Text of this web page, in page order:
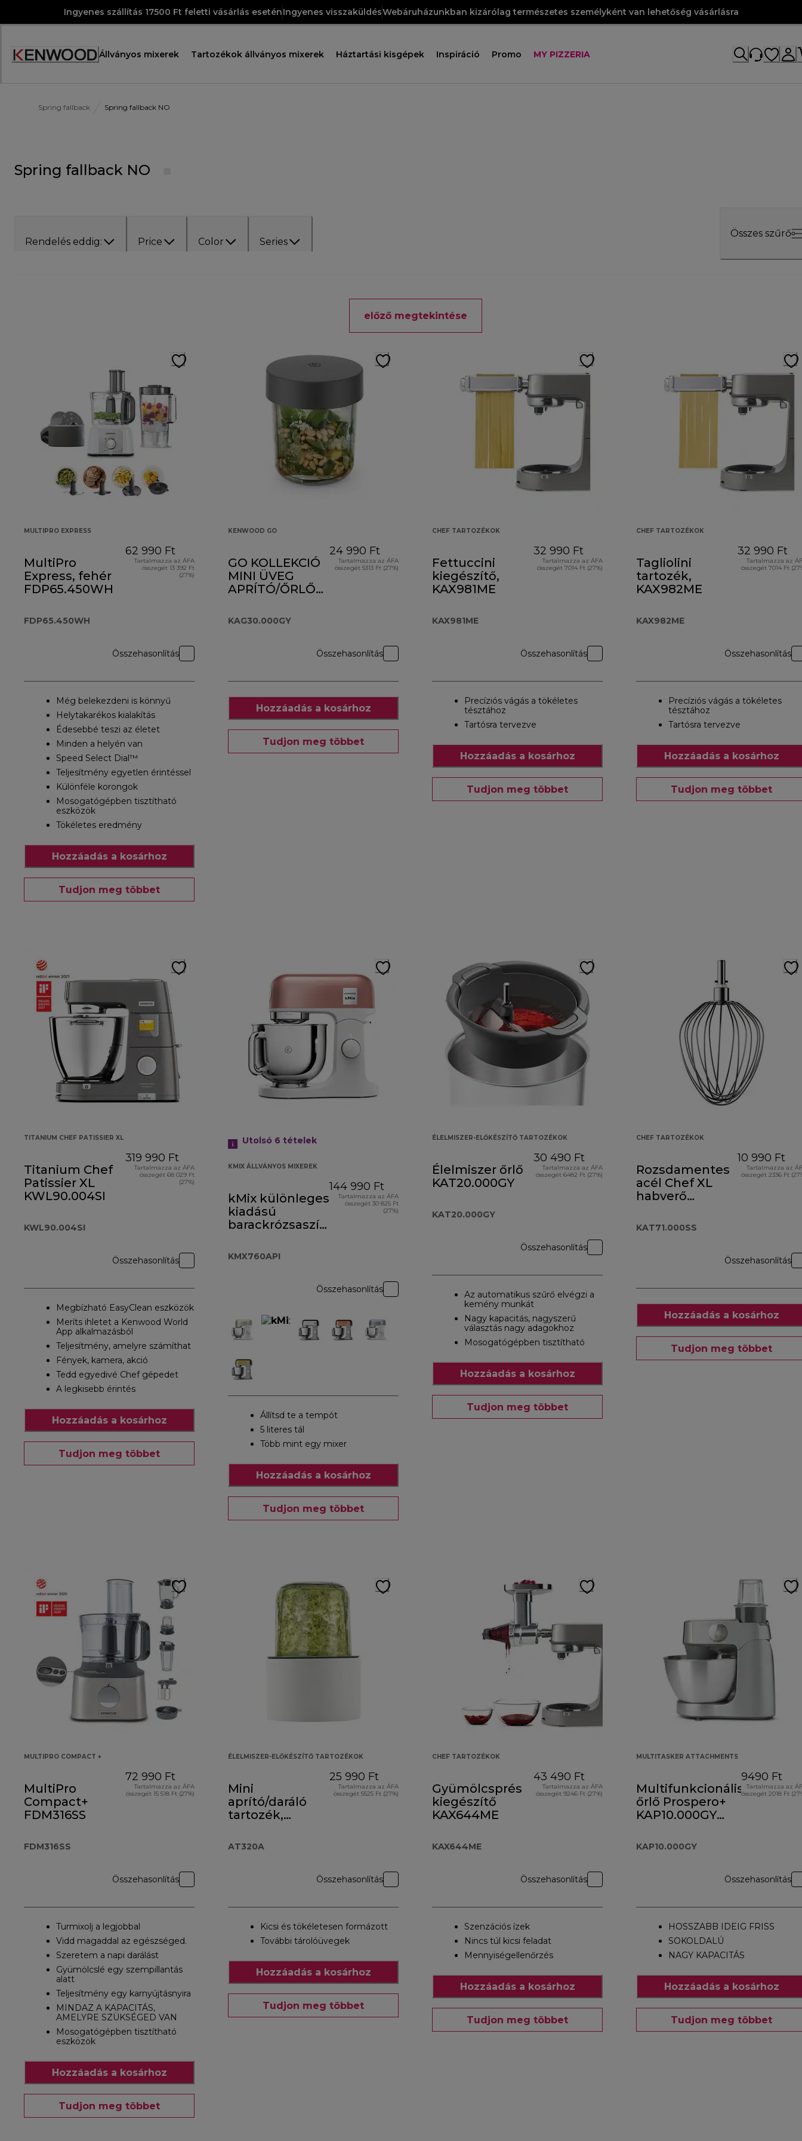
Ingyenes szállítás 17500 Ft feletti vásárlás eseténIngyenes visszaküldésWebáruházunkban kizárólag természetes személyként van lehetőség vásárlásra
Accessibility
Állványos mixerek Tartozékok állványos mixerek Háztartási kisgépek Inspiráció Promo MY PIZZERIA
Spring fallback Spring fallback NO
Spring fallback NO
Rendelés eddig: Price Color Series
Összes szűrő
előző megtekintése
MULTIPRO EXPRESS
MultiPro
Express, fehér
FDP65.450WH
FDP65.450WH
62 990 Ft
Tartalmazza az ÁFA
összegét 13 392 Ft
(27%)
Összehasonlítás
Még belekezdeni is könnyű
Helytakarékos kialakítás
Édesebbé teszi az életet
Minden a helyén van
Speed Select Dial™
Teljesítmény egyetlen érintéssel
Különféle korongok
Mosogatógépben tisztítható
eszközök
Tökéletes eredmény
Hozzáadás a kosárhoz
Tudjon meg többet
KENWOOD GO
GO KOLLEKCIÓ
MINI ÜVEG
APRÍTÓ/ŐRLŐ
KAG30.000GY
24 990 Ft
Tartalmazza az ÁFA
összegét 5313 Ft (27%)
Összehasonlítás
Hozzáadás a kosárhoz
Tudjon meg többet
CHEF TARTOZÉKOK
Fettuccini
kiegészítő,
KAX981ME
KAX981ME
32 990 Ft
Tartalmazza az ÁFA
összegét 7014 Ft (27%)
Összehasonlítás
Precíziós vágás a tökéletes
tésztához
Tartósra tervezve
Hozzáadás a kosárhoz
Tudjon meg többet
CHEF TARTOZÉKOK
Tagliolini
tartozék,
KAX982ME
KAX982ME
32 990 Ft
Tartalmazza az
összegét 7014 Ft
Összehasonlítás
Precíziós vágás a tökéletes
tésztához
Tartósra tervezve
Hozzáadás a kosárhoz
Tudjon meg többet
TITANIUM CHEF PATISSIER XL
Titanium Chef
Patissier XL
KWL90.004SI
KWL90.004SI
319 990 Ft
Tartalmazza az ÁFA
összegét 68 029 Ft
(27%)
Összehasonlítás
Megbízható EasyClean eszközök
Meríts ihletet a Kenwood World
App alkalmazásból
Teljesítmény, amelyre számíthat
Fények, kamera, akció
Tedd egyedivé Chef gépedet
A legkisebb érintés
Hozzáadás a kosárhoz
Tudjon meg többet
Utolsó 6 tételek
KMIX ÁLLVÁNYOS MIXEREK
kMix különleges
kiadású
barackrózsaszín
KMX760API
144 990 Ft
Tartalmazza az ÁFA
összegét 30 825 Ft
(27%)
Összehasonlítás
Állítsd te a tempót
5 literes tál
Több mint egy mixer
Hozzáadás a kosárhoz
Tudjon meg többet
ÉLELMISZER-ELŐKÉSZÍTŐ TARTOZÉKOK
Élelmiszer őrlő
KAT20.000GY
KAT20.000GY
30 490 Ft
Tartalmazza az ÁFA
összegét 6482 Ft (27%)
Összehasonlítás
Az automatikus szűrő elvégzi a
kemény munkát
Nagy kapacitás, nagyszerű
választás nagy adagokhoz
Mosogatógépben tisztítható
Hozzáadás a kosárhoz
Tudjon meg többet
CHEF TARTOZÉKOK
Rozsdamentes
acél Chef XL
habverő
KAT71.000SS
10 990 Ft
Tartalmazza az
összegét 2336 Ft
Összehasonlítás
Hozzáadás a kosárhoz
Tudjon meg többet
MULTIPRO COMPACT +
MultiPro
Compact+
FDM316SS
FDM316SS
72 990 Ft
Tartalmazza az ÁFA
összegét 15 518 Ft (27%)
Összehasonlítás
Turmixolj a legjobbal
Vidd magaddal az egészséged.
Szeretem a napi darálást
Gyümölcslé egy szempillantás
alatt
Teljesítmény egy karnyújtásnyira
MINDAZ A KAPACITÁS,
AMELYRE SZÜKSÉGED VAN
Mosogatógépben tisztítható
eszközök
Hozzáadás a kosárhoz
Tudjon meg többet
ÉLELMISZER-ELŐKÉSZÍTŐ TARTOZÉKOK
Mini
aprító/daráló
tartozék,
AT320A
25 990 Ft
Tartalmazza az ÁFA
összegét 5525 Ft (27%)
Összehasonlítás
Kicsi és tökéletesen formázott
További tárolóüvegek
Hozzáadás a kosárhoz
Tudjon meg többet
CHEF TARTOZÉKOK
Gyümölcsprés
kiegészítő
KAX644ME
KAX644ME
43 490 Ft
Tartalmazza az ÁFA
összegét 9246 Ft (27%)
Összehasonlítás
Szenzációs ízek
Nincs túl kicsi feladat
Mennyiségellenőrzés
Hozzáadás a kosárhoz
Tudjon meg többet
MULTITASKER ATTACHMENTS
Multifunkcionális
őrlő Prospero+
KAP10.000GY
KAP10.000GY
9490 Ft
Tartalmazza az
összegét 2018 Ft
Összehasonlítás
HOSSZABB IDEIG FRISS
SOKOLDALÚ
NAGY KAPACITÁS
Hozzáadás a kosárhoz
Tudjon meg többet